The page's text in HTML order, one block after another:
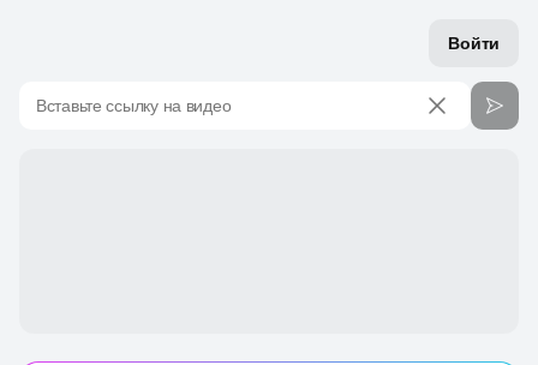
Войти
Вставьте ссылку на видео